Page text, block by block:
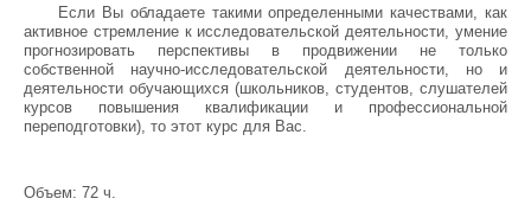
Если Вы обладаете такими определенными качествами, как
активное стремление к исследовательской деятельности, умение
прогнозировать перспективы в продвижении не только
собственной научно-исследовательской деятельности, но и
деятельности обучающихся (школьников, студентов, слушателей
курсов повышения квалификации и профессиональной
переподготовки), то этот курс для Вас.
Объем: 72 ч.